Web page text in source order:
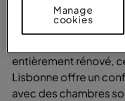
Audacieux et
entièrement rénové,
Lisbonne offre un
avec des chambres
Manage
cookies